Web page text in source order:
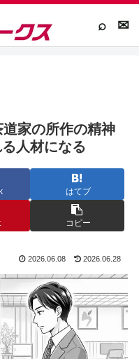
⌕ ✉
家の所作の精神
人材になる
はてブ
コピー
2026.06.08 2026.06.28